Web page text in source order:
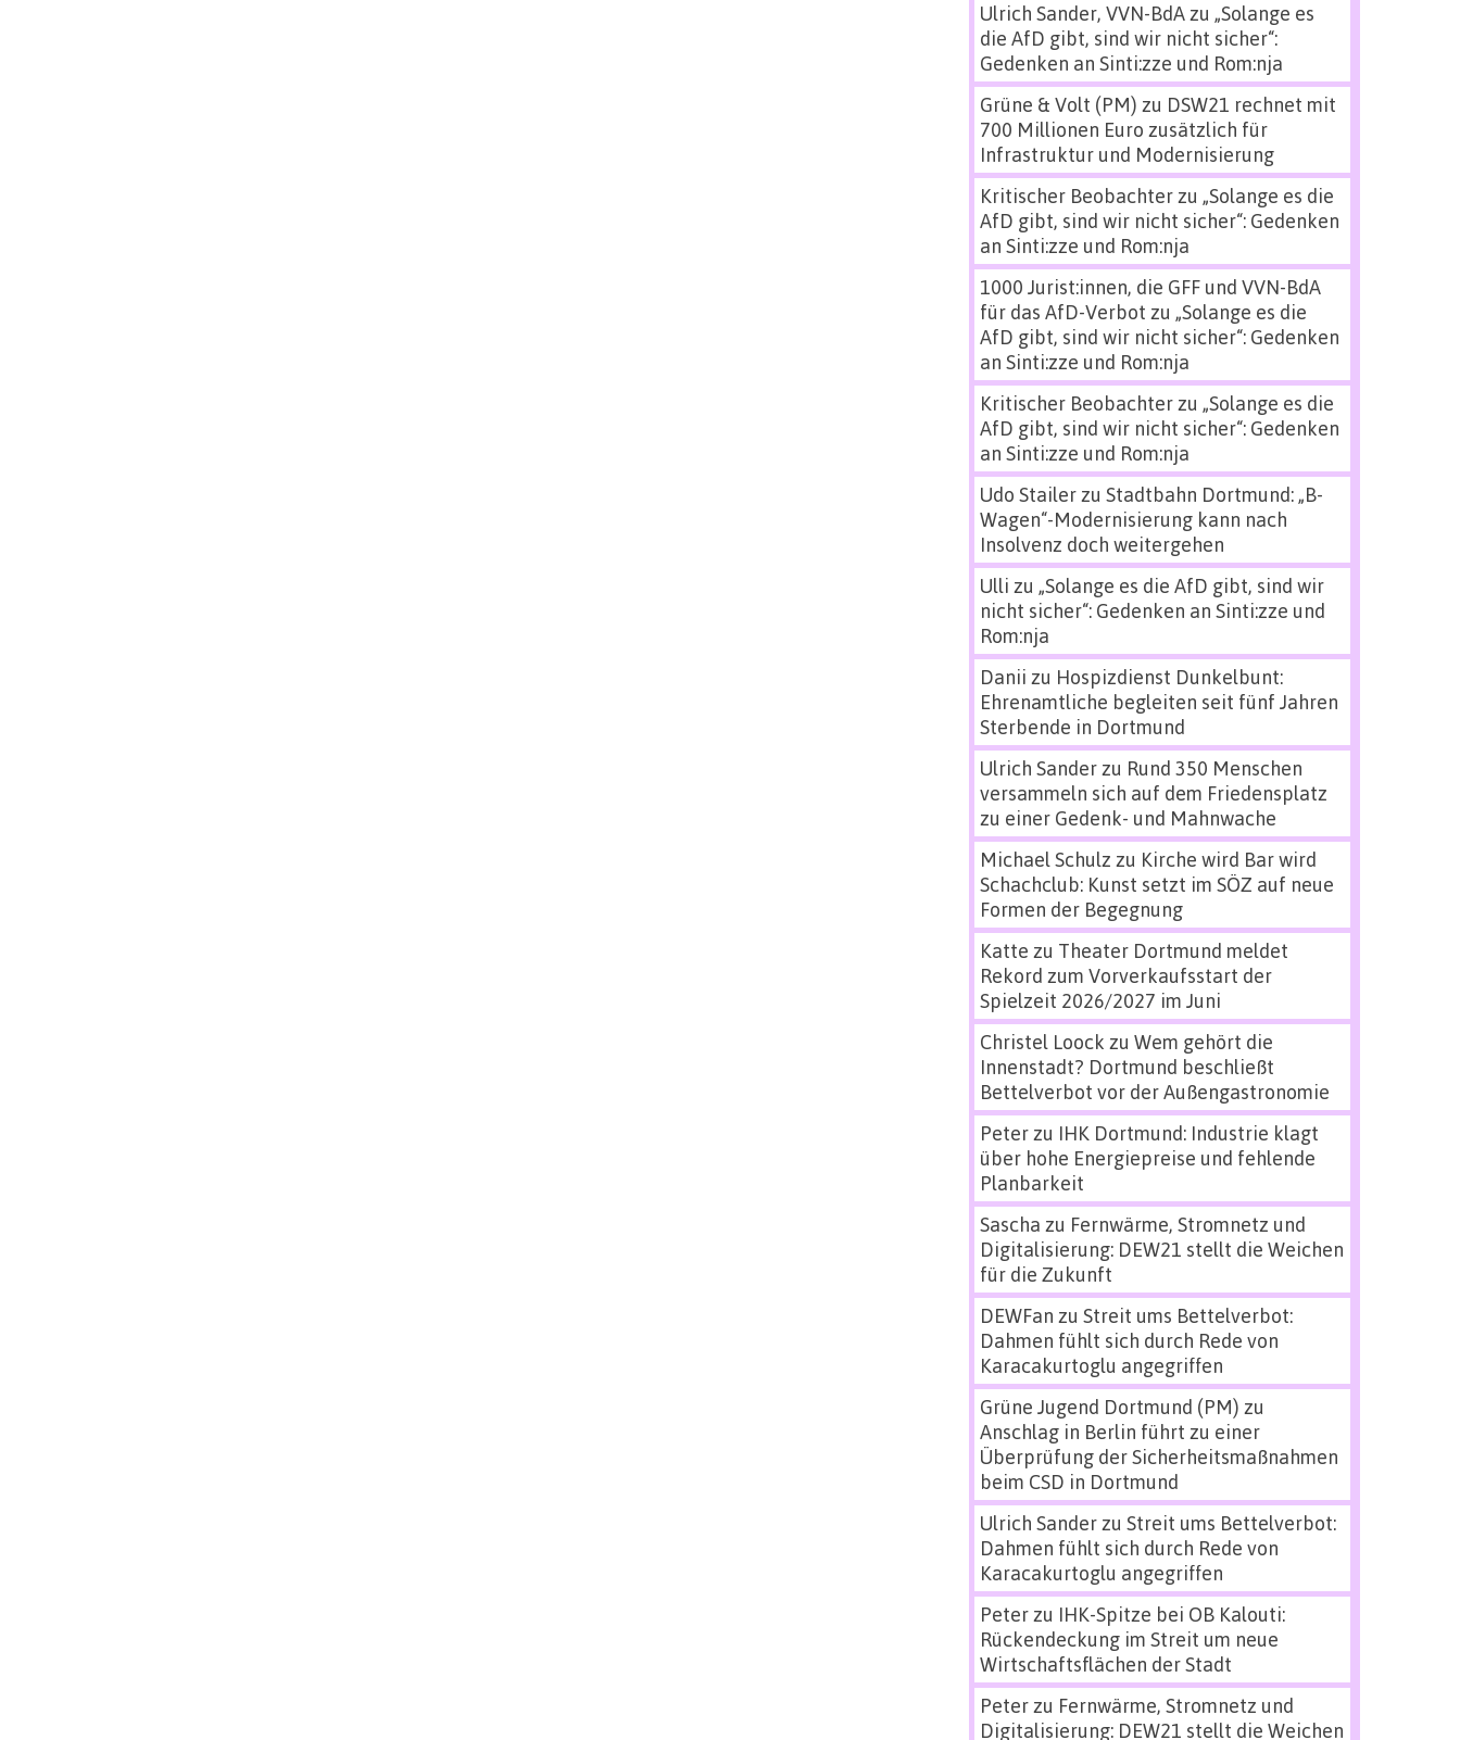
Ulrich Sander, VVN-BdAzu „Solange es
die AfD gibt, sind wir nicht sicher“:
Gedenken an Sinti:zze und Rom:nja
Grüne & Volt (PM) zu DSW21 rechnet mit
700 Millionen Euro zusätzlich für
Infrastruktur und Modernisierung
Kritischer Beobachterzu „Solange es die
AfD gibt, sind wir nicht sicher“: Gedenken
an Sinti:zze und Rom:nja
1000 Jurist:innen, die GFF und VVN-BdA
für das AfD-Verbot zu „Solange es die
AfD gibt, sind wir nicht sicher“: Gedenken
an Sinti:zze und Rom:nja
Kritischer Beobachterzu „Solange es die
AfD gibt, sind wir nicht sicher“: Gedenken
an Sinti:zze und Rom:nja
Udo Stailerzu Stadtbahn Dortmund: „B-
Wagen“-Modernisierung kann nach
Insolvenz doch weitergehen
Ulli zu „Solange es die AfD gibt, sind wir
nicht sicher“: Gedenken an Sinti:zze und
Rom:nja
Danii zu Hospizdienst Dunkelbunt:
Ehrenamtliche begleiten seit fünf Jahren
Sterbende in Dortmund
Ulrich Sanderzu Rund 350 Menschen
versammeln sich auf dem Friedensplatz
zu einer Gedenk- und Mahnwache
Michael Schulz zu Kirche wird Bar wird
Schachclub: Kunst setzt im SÖZ auf neue
Formen der Begegnung
Katte zu Theater Dortmund meldet
Rekord zum Vorverkaufsstart der
Spielzeit 2026/2027 im Juni
Christel Loock zu Wem gehört die
Innenstadt? Dortmund beschließt
Bettelverbot vor der Außengastronomie
Peterzu IHK Dortmund: Industrie klagt
über hohe Energiepreise und fehlende
Planbarkeit
Sascha zu Fernwärme, Stromnetz und
Digitalisierung: DEW21 stellt die Weichen
für die Zukunft
DEWFan zu Streit ums Bettelverbot:
Dahmen fühlt sich durch Rede von
Karacakurtoglu angegriffen
Grüne Jugend Dortmund (PM) zu
Anschlag in Berlin führt zu einer
Überprüfung der Sicherheitsmaßnahmen
beim CSD in Dortmund
Ulrich Sanderzu Streit ums Bettelverbot:
Dahmen fühlt sich durch Rede von
Karacakurtoglu angegriffen
Peterzu IHK-Spitze bei OB Kalouti:
Rückendeckung im Streit um neue
Wirtschaftsflächen der Stadt
Peterzu Fernwärme, Stromnetz und
Digitalisierung: DEW21 stellt die Weichen